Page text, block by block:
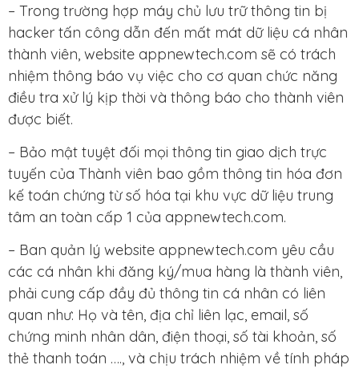
– Trong trường hợp máy chủ lưu trữ thông tin bị
hacker tấn công dẫn đến mất mát dữ liệu cá nhân
thành viên, website appnewtech.com sẽ có trách
nhiệm thông báo vụ việc cho cơ quan chức năng
điều tra xử lý kịp thời và thông báo cho thành viên
được biết.
– Bảo mật tuyệt đối mọi thông tin giao dịch trực
tuyến của Thành viên bao gồm thông tin hóa đơn
kế toán chứng từ số hóa tại khu vực dữ liệu trung
tâm an toàn cấp 1 của appnewtech.com.
– Ban quản lý website appnewtech.com yêu cầu
các cá nhân khi đăng ký/mua hàng là thành viên,
phải cung cấp đầy đủ thông tin cá nhân có liên
quan như: Họ và tên, địa chỉ liên lạc, email, số
chứng minh nhân dân, điện thoại, số tài khoản, số
thẻ thanh toán …., và chịu trách nhiệm về tính pháp